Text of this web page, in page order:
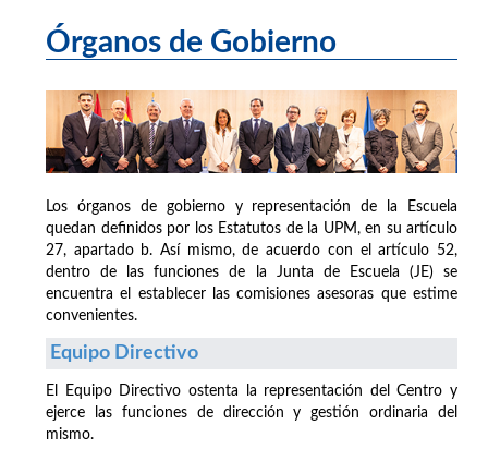
Órganos de Gobierno
Los órganos de gobierno y representación de la Escuela
quedan definidos por los Estatutos de la UPM, en su artículo
27, apartado b. Así mismo, de acuerdo con el artículo 52,
dentro de las funciones de la Junta de Escuela (JE) se
encuentra el establecer las comisiones asesoras que estime
convenientes.
Equipo Directivo
El Equipo Directivo ostenta la representación del Centro y
ejerce las funciones de dirección y gestión ordinaria del
mismo.